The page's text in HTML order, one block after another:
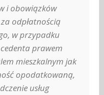
i obowiązków
odpłatnością
w przypadku
prawem
mieszkalnym jak
opodatkowaną,
usług